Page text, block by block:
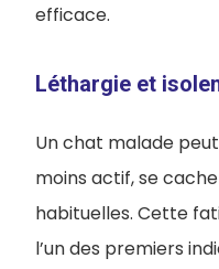
efficace.
Léthargie et
Un chat malade
moins actif, se
habituelles. Cette
l’un des premiers